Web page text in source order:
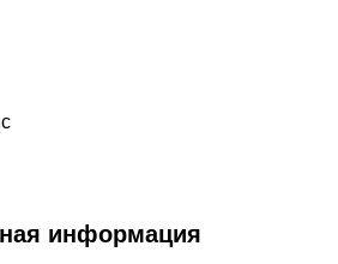
информация